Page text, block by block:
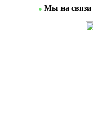
● Мы на связи